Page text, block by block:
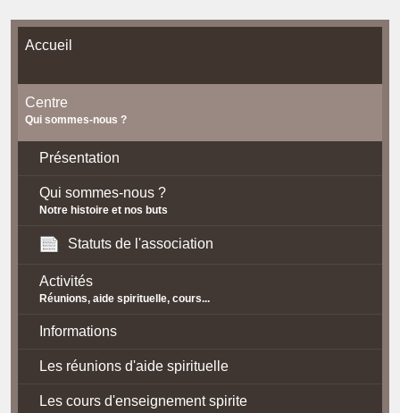
Accueil
Centre
Qui sommes-nous ?
Présentation
Qui sommes-nous ?
Notre histoire et nos buts
Statuts de l'association
Activités
Réunions, aide spirituelle, cours...
Informations
Les réunions d'aide spirituelle
Les cours d'enseignement spirite